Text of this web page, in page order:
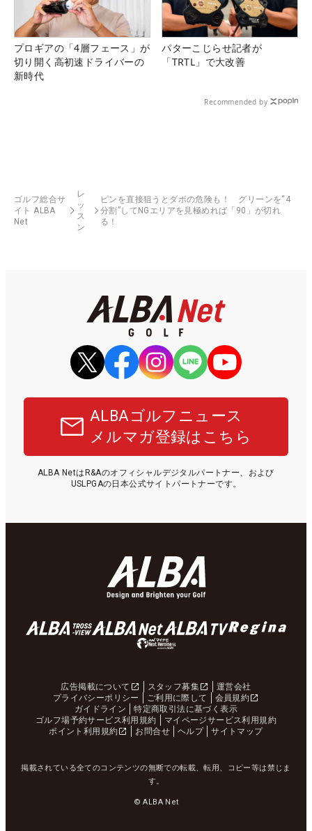
プロギアの「4層フェース」が
切り開く高初速ドライバーの
新時代
パターこじらせ記者が
「TRTL」で大改善
Recommended by
ゴルフ総合サ
イト ALBA
Net
レ
ッ
ス
ン
ピンを直接狙うとダボの危険も！ グリーンを“4
分割”してNGエリアを見極めれば「90」が切れ
る！
ALBAゴルフニュース
メルマガ登録はこちら
ALBA NetはR&Aのオフィシャルデジタルパートナー、および
USLPGAの日本公式サイトパートナーです。
広告掲載について スタッフ募集
運営会社
プライバシーポリシー
ご利用に際して
会員規約
ガイドライン
特定商取引法に基づく表示
ゴルフ場予約サービス利用規約
マイページサービス利用規約
ポイント利用規約
お問合せ ヘルプ サイトマップ
掲載されている全てのコンテンツの無断での転載、転用、コピー等は禁じま
す。
© ALBA Net